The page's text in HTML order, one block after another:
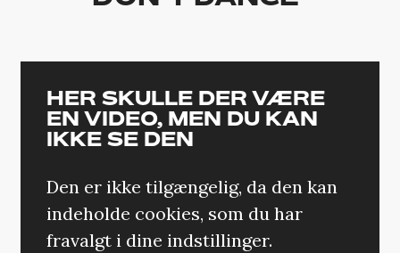
HER SKULLE DER VÆRE
EN VIDEO, MEN DU KAN
IKKE SE DEN
Den er ikke tilgængelig, da den kan
indeholde cookies, som du har
fravalgt i dine indstillinger.